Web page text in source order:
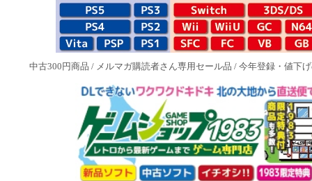
中古300円商品 / メルマガ購読者さん専用セール品 / 今年登録・値下